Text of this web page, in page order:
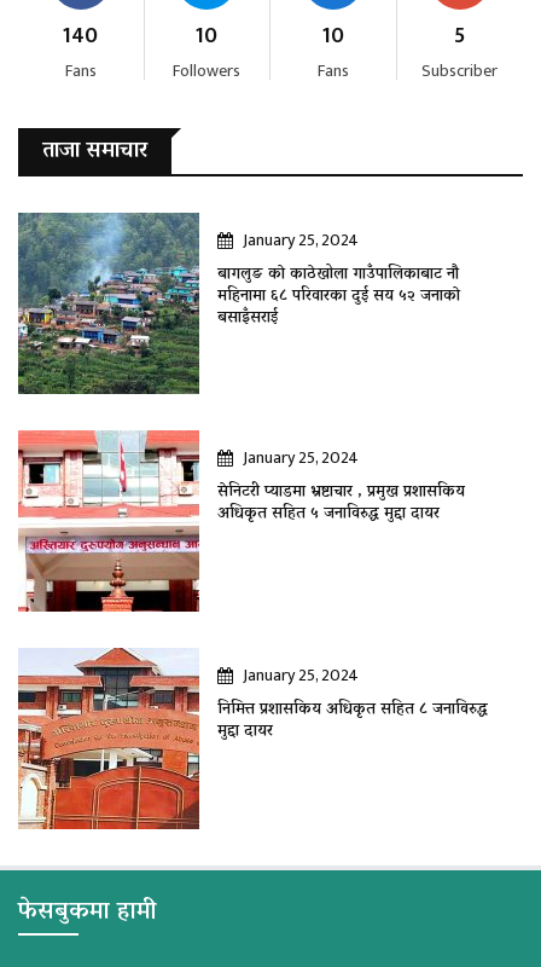
140
Fans
10
Followers
10
Fans
5
Subscriber
ताजा समाचार
January 25, 2024
बागलुङ काे काठेखोला गाउँपालिकाबाट नौ
महिनामा ६८ परिवारका दुई सय ५२ जनाकाे
बसाइँसराई
January 25, 2024
सेनिटरी प्याडमा भ्रष्टाचार , प्रमुख प्रशासकिय
अधिकृत सहित ५ जनाविरुद्ध मुद्दा दायर
January 25, 2024
निमित्त प्रशासकिय अधिकृत सहित ८ जनाविरुद्ध
मुद्दा दायर
फेसबुकमा हामी